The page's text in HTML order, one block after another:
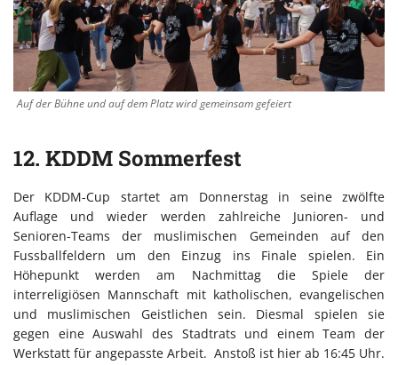
Auf der Bühne und auf dem Platz wird gemeinsam gefeiert
12. KDDM Sommerfest
Der KDDM-Cup startet am Donnerstag in seine zwölfte
Auflage und wieder werden zahlreiche Junioren- und
Senioren-Teams der muslimischen Gemeinden auf den
Fussballfeldern um den Einzug ins Finale spielen. Ein
Höhepunkt werden am Nachmittag die Spiele der
interreligiösen Mannschaft mit katholischen, evangelischen
und muslimischen Geistlichen sein. Diesmal spielen sie
gegen eine Auswahl des Stadtrats und einem Team der
Werkstatt für angepasste Arbeit. Anstoß ist hier ab 16:45 Uhr.